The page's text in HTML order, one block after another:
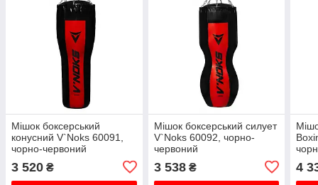
Мішок боксерський
конусний V`Noks 60091,
чорно-червоний
3 520 ₴
Мішок боксерський силует
V`Noks 60092, чорно-
червоний
3 538₴ 4